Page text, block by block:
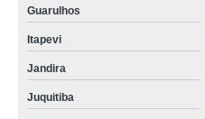
Guarulhos
Itapevi
Jandira
Juquitiba